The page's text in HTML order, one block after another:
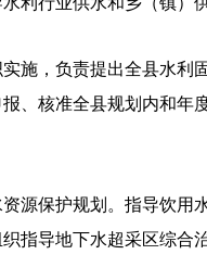
施，负责提出全县水利
报 、核准全县规划内和年
源保护规划。指导饮用
指导地下水超采区综合治